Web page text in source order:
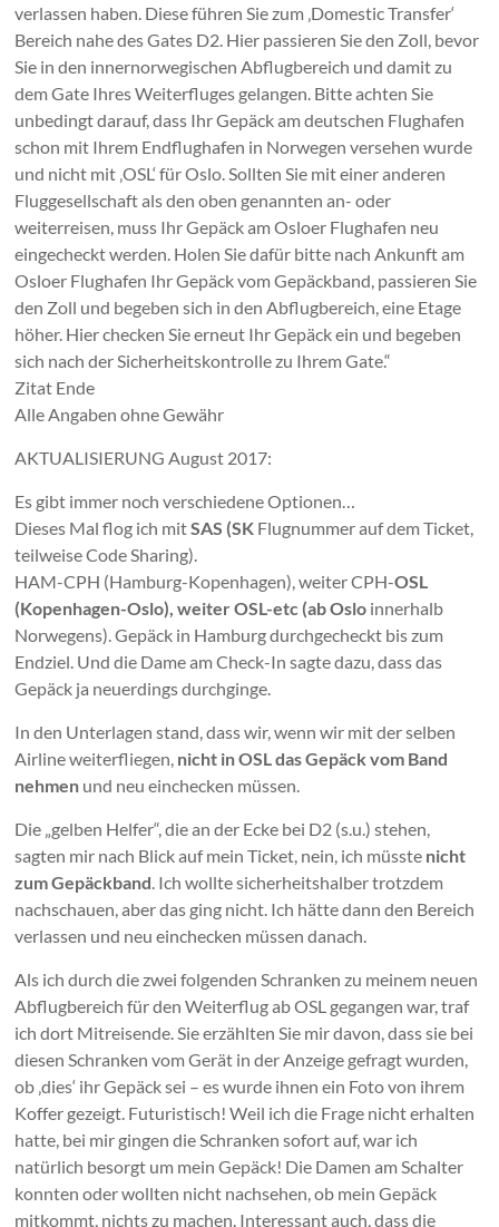
verlassen haben. Diese führen Sie zum ‚Domestic Transfer‘
Bereich nahe des Gates D2. Hier passieren Sie den Zoll, bevor
Sie in den innernorwegischen Abflugbereich und damit zu
dem Gate Ihres Weiterfluges gelangen. Bitte achten Sie
unbedingt darauf, dass Ihr Gepäck am deutschen Flughafen
schon mit Ihrem Endflughafen in Norwegen versehen wurde
und nicht mit ‚OSL‘ für Oslo. Sollten Sie mit einer anderen
Fluggesellschaft als den oben genannten an- oder
weiterreisen, muss Ihr Gepäck am Osloer Flughafen neu
eingecheckt werden. Holen Sie dafür bitte nach Ankunft am
Osloer Flughafen Ihr Gepäck vom Gepäckband, passieren Sie
den Zoll und begeben sich in den Abflugbereich, eine Etage
höher. Hier checken Sie erneut Ihr Gepäck ein und begeben
sich nach der Sicherheitskontrolle zu Ihrem Gate.“
Zitat Ende
Alle Angaben ohne Gewähr
AKTUALISIERUNG August 2017:
Es gibt immer noch verschiedene Optionen…
Dieses Mal flog ich mitSAS (SK Flugnummer auf dem Ticket,
teilweise Code Sharing).
HAM-CPH (Hamburg-Kopenhagen), weiter CPH-OSL
(Kopenhagen-Oslo), weiter OSL-etc (ab Oslo innerhalb
Norwegens). Gepäck in Hamburg durchgecheckt bis zum
Endziel. Und die Dame am Check-In sagte dazu, dass das
Gepäck ja neuerdings durchginge.
In den Unterlagen stand, dass wir, wenn wir mit der selben
Airline weiterfliegen, nicht in OSL das Gepäck vom Band
nehmen und neu einchecken müssen.
Die „gelben Helfer“, die an der Ecke bei D2 (s.u.) stehen,
sagten mir nach Blick auf mein Ticket, nein, ich müsste nicht
zum Gepäckband. Ich wollte sicherheitshalber trotzdem
nachschauen, aber das ging nicht. Ich hätte dann den Bereich
verlassen und neu einchecken müssen danach.
Als ich durch die zwei folgenden Schranken zu meinem neuen
Abflugbereich für den Weiterflug ab OSL gegangen war, traf
ich dort Mitreisende. Sie erzählten Sie mir davon, dass sie bei
diesen Schranken vom Gerät in der Anzeige gefragt wurden,
ob ‚dies‘ ihr Gepäck sei – es wurde ihnen ein Foto von ihrem
Koffer gezeigt. Futuristisch! Weil ich die Frage nicht erhalten
hatte, bei mir gingen die Schranken sofort auf, war ich
natürlich besorgt um mein Gepäck! Die Damen am Schalter
konnten oder wollten nicht nachsehen, ob mein Gepäck
mitkommt, nichts zu machen. Interessant auch, dass die